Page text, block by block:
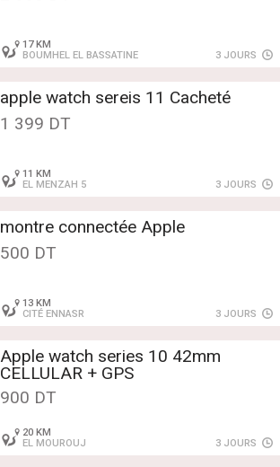
17 KM
BOUMHEL EL BASSATINE
3 JOURS
apple watch sereis 11 Cacheté
1 399 DT
11 KM
EL MENZAH 5
3 JOURS
montre connectée Apple
500 DT
13 KM
CITÉ ENNASR
3 JOURS
Apple watch series 10 42mm
CELLULAR + GPS
900 DT
20 KM
EL MOUROUJ
3 JOURS